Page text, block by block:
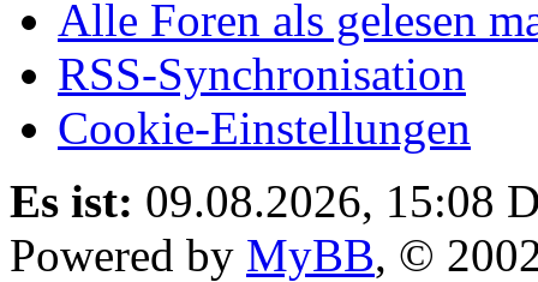
Alle Foren als gelesen
RSS-Synchronisation
Cookie-Einstellungen
Es ist: 09.08.2026, 15:08
Powered by MyBB, ©